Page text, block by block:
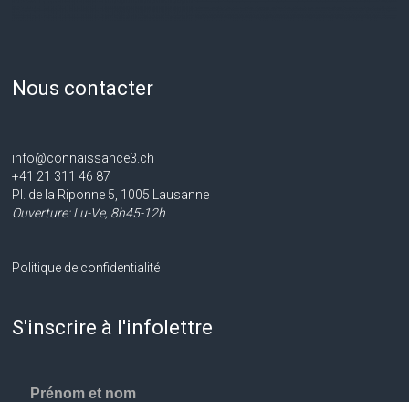
Nous contacter
info@connaissance3.ch
+41 21 311 46 87
Pl. de la Riponne 5, 1005 Lausanne
Ouverture: Lu-Ve, 8h45-12h
Politique de confidentialité
S'inscrire à l'infolettre
Prénom et nom